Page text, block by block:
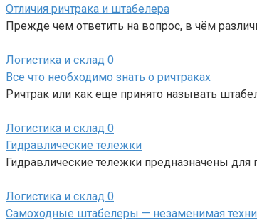
Отличия ричтрака и штабелера
Прежде чем ответить на вопрос, в чём
Логистика и склад 0
Все что необходимо знать о ричтраках
Ричтрак или как еще принято называть
Логистика и склад 0
Гидравлические тележки
Гидравлические тележки предназначены
Логистика и склад 0
Самоходные штабелеры — незаменимая